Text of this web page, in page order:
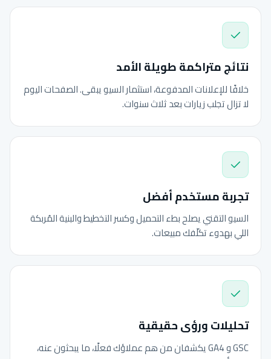
نتائج متراكمة طويلة الأمد
خلافًا للإعلانات المدفوعة، استثمار السيو يبقى. الصفحات اليوم
لا تزال تجلب زيارات بعد ثلاث سنوات.
تجربة مستخدم أفضل
السيو التقني يصلح بطء التحميل وكسر التخطيط والبنية المُربكة
اللي بهدوء تكلّفك مبيعات.
تحليلات ورؤى حقيقية
GSC و GA4 يكشفان من هم عملاؤك فعلًا، ما يبحثون عنه،